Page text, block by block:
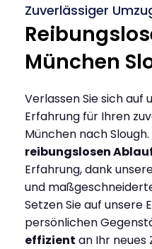
Zuverlässiger
München
Verlassen Sie sich auf
Erfahrung für Ihren
München nach
reibungslosen
Erfahrung, dank
und
Setzen Sie auf unsere
persönlichen
effizient an Ihr neues